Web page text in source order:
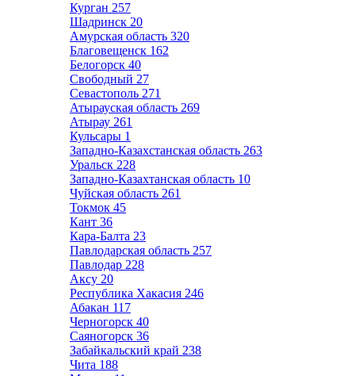
Курган 257
Шадринск 20
Амурская область 320
Благовещенск 162
Белогорск 40
Свободный 27
Севастополь 271
Атырауская область 269
Атырау 261
Кульсары 1
Западно-Казахстанская область 263
Уральск 228
Западно-Казахтанская область 10
Чуйская область 261
Токмок 45
Кант 36
Кара-Балта 23
Павлодарская область 257
Павлодар 228
Аксу 20
Республика Хакасия 246
Абакан 117
Черногорск 40
Саяногорск 36
Забайкальский край 238
Чита 188